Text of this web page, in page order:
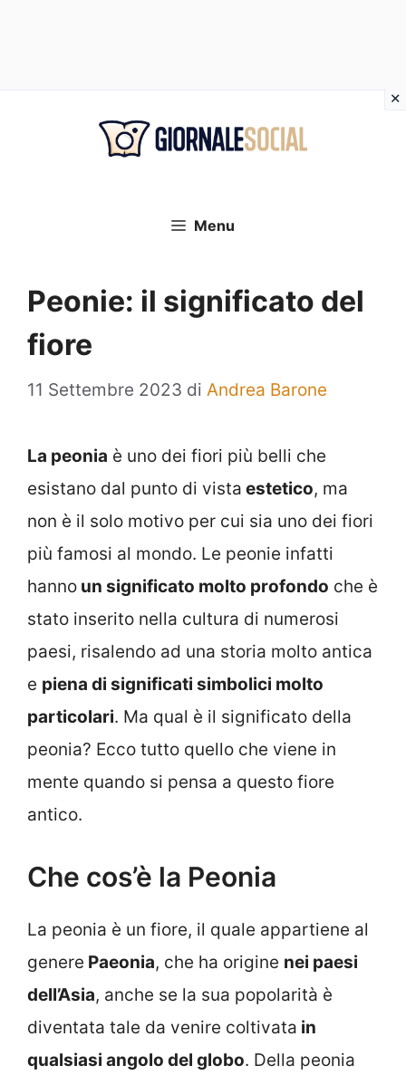
Menu
Peonie: il significato del
fiore
11 Settembre 2023 di Andrea Barone
La peonia è uno dei fiori più belli che
esistano dal punto di vista estetico, ma
non è il solo motivo per cui sia uno dei fiori
più famosi al mondo. Le peonie infatti
hanno un significato molto profondo che è
stato inserito nella cultura di numerosi
paesi, risalendo ad una storia molto antica
e piena di significati simbolici molto
particolari. Ma qual è il significato della
peonia? Ecco tutto quello che viene in
mente quando si pensa a questo fiore
antico.
Che cos’è la Peonia
La peonia è un fiore, il quale appartiene al
genere Paeonia, che ha origine nei paesi
dell’Asia, anche se la sua popolarità è
diventata tale da venire coltivata in
qualsiasi angolo del globo. Della peonia